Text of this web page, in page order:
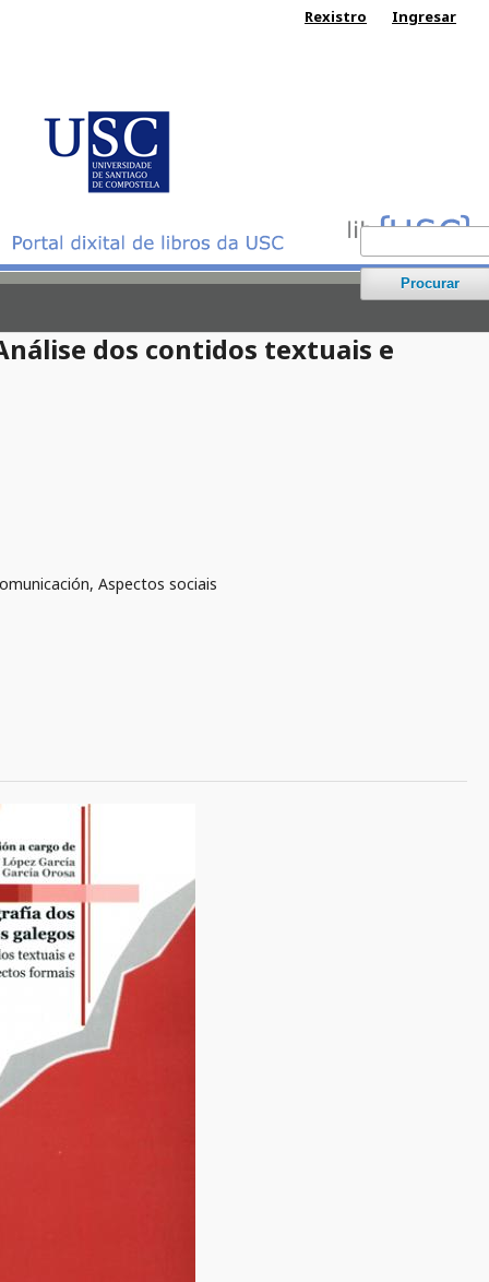
Procurar
Rexistro Ingresar
dos contidos textuais e
Aspectos sociais